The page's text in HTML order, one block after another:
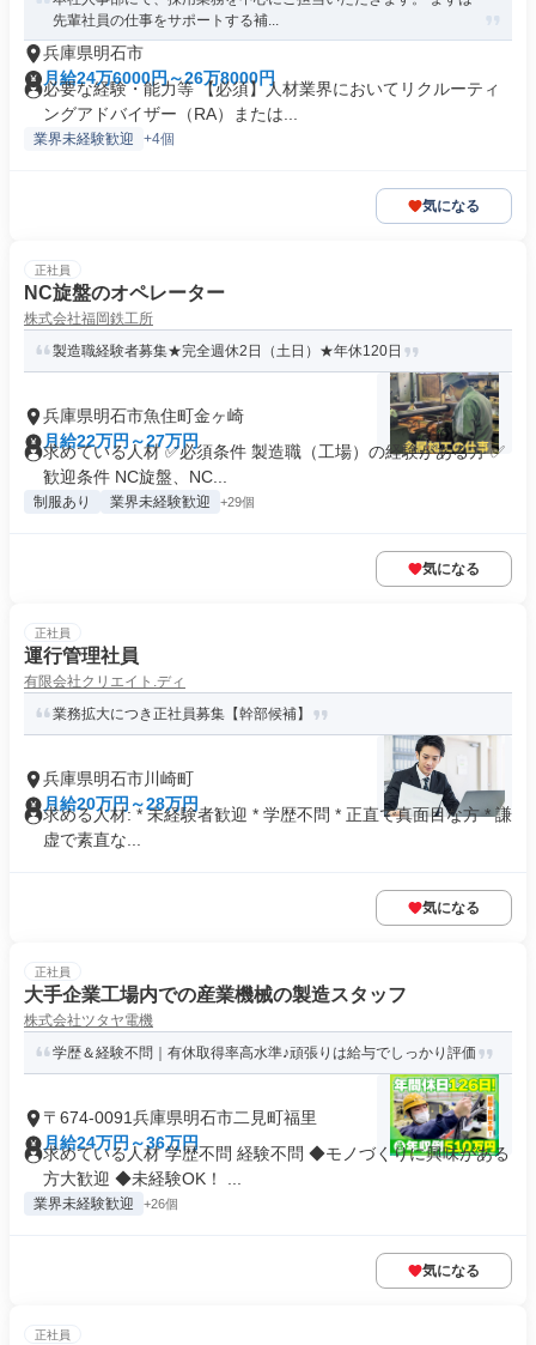
先輩社員の仕事をサポートする補...
兵庫県明石市
月給24万6000円～26万8000円
必要な経験・能力等 【必須】人材業界においてリクルーティ
ングアドバイザー（RA）または...
業界未経験歓迎 +4個
気になる
正社員
NC旋盤のオペレーター
株式会社福岡鉄工所
製造職経験者募集★完全週休2日（土日）★年休120日
兵庫県明石市魚住町金ヶ崎
月給22万円～27万円
求めている人材 ✅必須条件 製造職（工場）の経験がある方 ✅
歓迎条件 NC旋盤、NC...
制服あり 業界未経験歓迎 +29個
気になる
正社員
運行管理社員
有限会社クリエイト.ディ
業務拡大につき正社員募集【幹部候補】
兵庫県明石市川崎町
月給20万円～28万円
求める人材: * 未経験者歓迎 * 学歴不問 * 正直で真面目な方 * 謙
虚で素直な...
気になる
正社員
大手企業工場内での産業機械の製造スタッフ
株式会社ツタヤ電機
学歴＆経験不問｜有休取得率高水準♪頑張りは給与でしっかり評価
〒674-0091兵庫県明石市二見町福里
月給24万円～36万円
求めている人材 学歴不問 経験不問 ◆モノづくりに興味がある
方大歓迎 ◆未経験OK！ ...
業界未経験歓迎 +26個
気になる
正社員